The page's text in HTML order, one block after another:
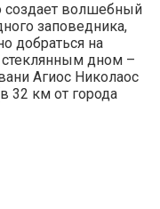
создает волшебный
заповедника,
добраться на
дном –
Агиос Николаос
32 км от города